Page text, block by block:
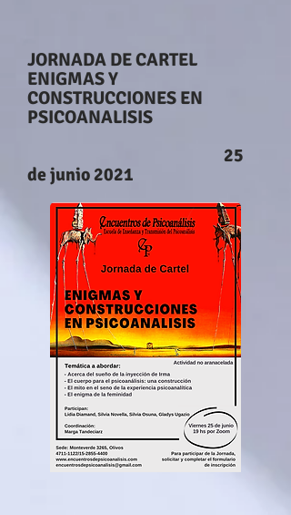
JORNADA DE CARTEL
ENIGMAS Y
CONSTRUCCIONES EN
PSICOANALISIS
25
de junio 2021